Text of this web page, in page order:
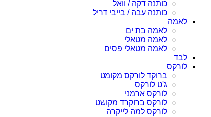
כותנה דקה / וואל
כותנה עבה / בייבי דריל
לאמה
לאמה בת ים
לאמה מטאלי
לאמה מטאלי פסים
לבד
לורקס
ברוקד לורקס מקומט
ג'ט לורקס
לורקס ארמני
לורקס ברוקרד מקושט
לורקס למה לייקרה